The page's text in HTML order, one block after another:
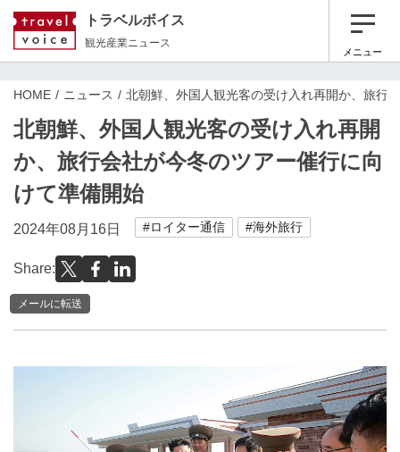
トラベルボイス
観光産業ニュース
メニュー
HOME ニュース 北朝鮮、外国人観光客の受け入れ再開か、旅行
北朝鮮、外国人観光客の受け入れ再開
か、旅行会社が今冬のツアー催行に向
けて準備開始
2024年08月16日 #ロイター通信 #海外旅行
Share:
メールに転送